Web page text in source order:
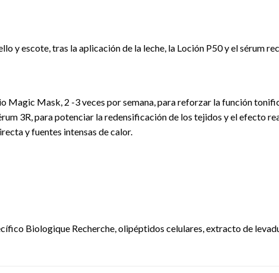
y escote, tras la aplicación de la leche, la Loción P50 y el sérum
Magic Mask, 2 -3 veces por semana, para reforzar la función
3R, para potenciar la redensificación de los tejidos y el efecto
y fuentes intensas de calor.
Biologique Recherche, olipéptidos celulares, extracto de